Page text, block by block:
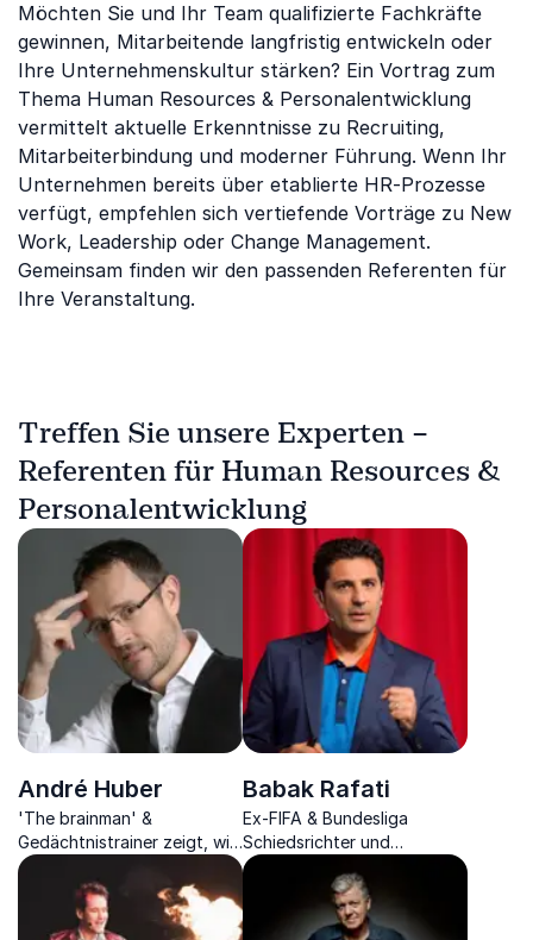
Möchten Sie und Ihr Team qualifizierte Fachkräfte
gewinnen, Mitarbeitende langfristig entwickeln oder
Ihre Unternehmenskultur stärken? Ein Vortrag zum
Thema Human Resources & Personalentwicklung
vermittelt aktuelle Erkenntnisse zu Recruiting,
Mitarbeiterbindung und moderner Führung. Wenn Ihr
Unternehmen bereits über etablierte HR-Prozesse
verfügt, empfehlen sich vertiefende Vorträge zu New
Work, Leadership oder Change Management.
Gemeinsam finden wir den passenden Referenten für
Ihre Veranstaltung.
Treffen Sie unsere Experten –
Referenten für Human Resources &
Personalentwicklung
André Huber
'The brainman' &
Gedächtnistrainer zeigt, wie
Sie das meiste aus Ihrer
mentalen Kapazität
herausholen können
Babak Rafati
Ex-FIFA & Bundesliga
Schiedsrichter und
Mentalcoach berichtet, wie
Sie aus der Burnout-Falle
mit voller Energie